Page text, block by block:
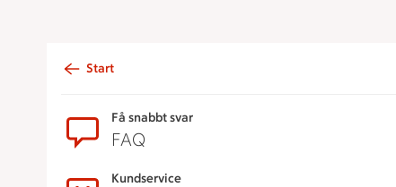
Start
Få snabbt svar
FAQ
Kundservice